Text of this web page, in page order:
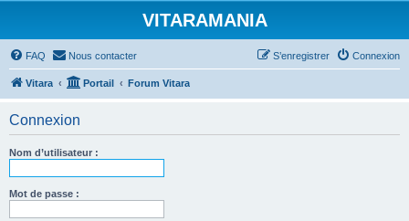
VITARAMANIA
FAQ Nous contacter Connexion
S’enregistrer
Vitara Portail Forum Vitara
Connexion
Nom d’utilisateur :
Mot de passe :